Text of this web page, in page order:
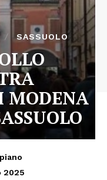
SASSUOLO
MODENA
2025